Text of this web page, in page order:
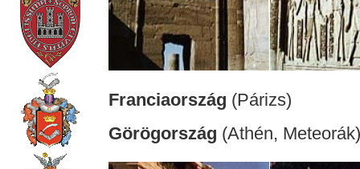
Franciaország (Párizs)
Görögország (Athén, Meteorák)